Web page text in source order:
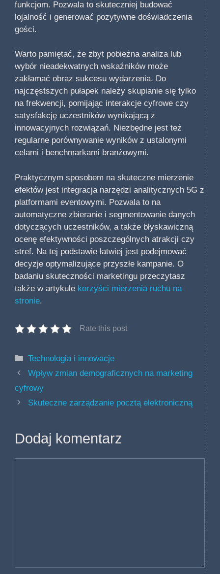
funkcjom. Pozwala to skuteczniej budować
lojalność i generować pozytywne doświadczenia
gości.
Warto pamiętać, że zbyt pobieżna analiza lub
wybór nieadekwatnych wskaźników może
zakłamać obraz sukcesu wydarzenia. Do
najczęstszych pułapek należy skupianie się tylko
na frekwencji, pomijając interakcje cyfrowe czy
satysfakcję uczestników wynikającą z
innowacyjnych rozwiązań. Niezbędne jest też
regularne porównywanie wyników z ustalonymi
celami i benchmarkami branżowymi.
Praktycznym sposobem na skuteczne mierzenie
efektów jest integracja narzędzi analitycznych 5G z
platformami eventowymi. Pozwala to na
automatyczne zbieranie i segmentowanie danych
dotyczących uczestników, a także błyskawiczną
ocenę efektywności poszczególnych atrakcji czy
stref. Na tej podstawie łatwiej jest podejmować
decyzje optymalizujące przyszłe kampanie. O
badaniu skuteczności marketingu przeczytasz
także w artykule korzyści mierzenia ruchu na
stronie.
Rate this post
Kategorie
Technologia i innowacje
Wpływ zmian demograficznych na marketing
cyfrowy
Skuteczne zarządzanie pocztą elektroniczną
Dodaj komentarz